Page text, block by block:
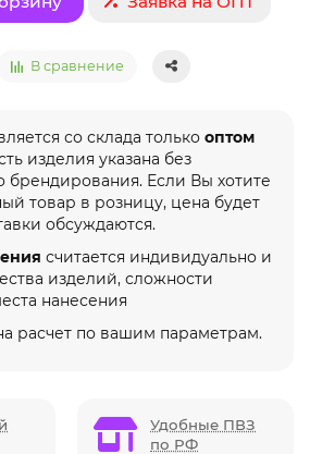
В сравнение
со склада только оптом
изделия указана без
брендирования. Если Вы хотите
товар в розницу, цена будет
обсуждаются.
считается индивидуально и
изделий, сложности
нанесения
расчет по вашим параметрам.
Удобные ПВЗ
по РФ